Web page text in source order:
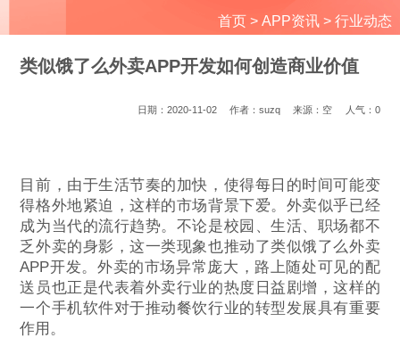
首页> APP资讯> 行业动态
类似饿了么外卖APP开发如何创造商业价值
日期：2020-11-02 作者：suzq 来源：空 人气： 0
目前，由于生活节奏的加快，使得每日的时间可能变
得格外地紧迫，这样的市场背景下爱。外卖似乎已经
成为当代的流行趋势。不论是校园、生活、职场都不
乏外卖的身影，这一类现象也推动了类似饿了么外卖
APP开发。外卖的市场异常庞大，路上随处可见的配
送员也正是代表着外卖行业的热度日益剧增，这样的
一个手机软件对于推动餐饮行业的转型发展具有重要
作用。